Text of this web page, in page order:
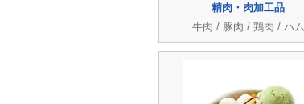
精肉・肉加工品
牛肉 / 豚肉 / 鶏肉 / ハム